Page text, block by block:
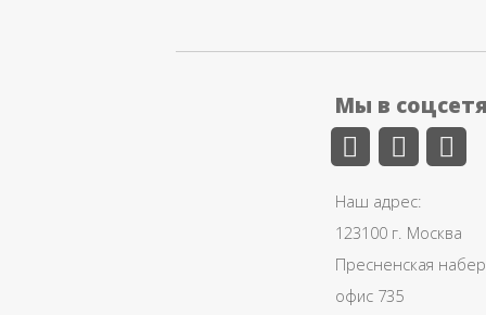
Мы в
Наш адрес:
123100 г. Москва
Пресненская
офис 735